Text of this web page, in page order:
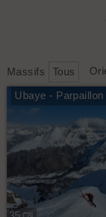
Massifs Tous
Ubaye -